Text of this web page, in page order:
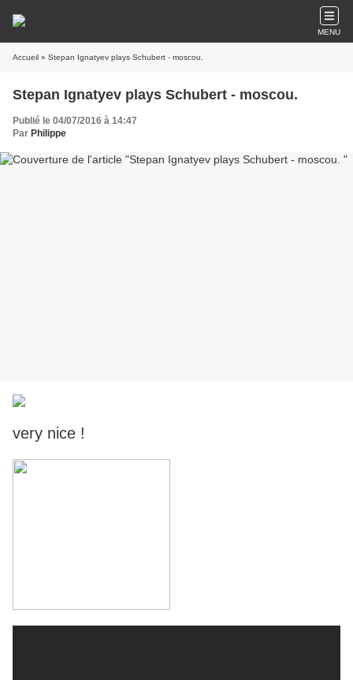
MENU
Accueil » Stepan Ignatyev plays Schubert - moscou.
Stepan Ignatyev plays Schubert - moscou.
Publié le 04/07/2016 à 14:47
Par Philippe
very nice !